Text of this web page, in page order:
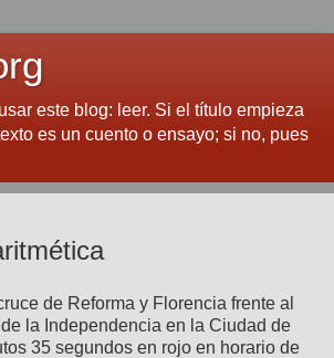
este blog: leer. Si el título empieza
es un cuento o ensayo; si no, pues
de Reforma y Florencia frente al
la Independencia en la Ciudad de
35 segundos en rojo en horario de